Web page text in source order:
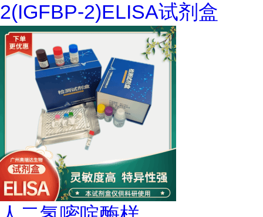
2(IGFBP-2)ELISA试剂盒